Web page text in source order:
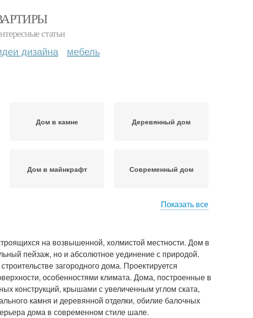
статьи
дизайна мебель
Дом в камне Деревянный дом
Дом в майнкрафт Современный дом
Показать все
на возвышенной, холмистой местности. Дом в
пейзаж, но и абсолютное уединение с природой.
загородного дома. Проектируется
особенностями климата. Дома, построенные в
конструкций, крышами с увеличенным углом ската,
камня и деревянной отделки, обилие балочных
дома в современном стиле шале.